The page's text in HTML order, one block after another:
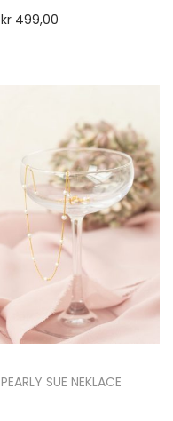
kr499,00
PEARLY SUE NEKLACE